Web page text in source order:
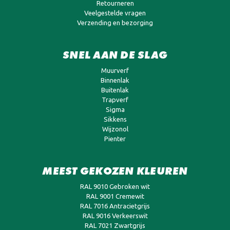
Retourneren
Veelgestelde vragen
Verzending en bezorging
SNEL AAN DE SLAG
Muurverf
Binnenlak
Buitenlak
Trapverf
Sigma
Sikkens
Wijzonol
Pienter
MEEST GEKOZEN KLEUREN
RAL 9010 Gebroken wit
RAL 9001 Cremewit
RAL 7016 Antracietgrijs
RAL 9016 Verkeerswit
RAL 7021 Zwartgrijs